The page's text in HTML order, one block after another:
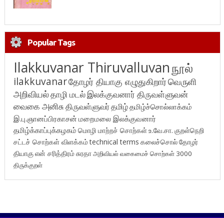
Popular Tags
Ilakkuvanar Thiruvalluvanநூல்
ilakkuvanarதோழர் தியாகு எழுதுகிறார்வெருளி
அறிவியல்தாழி மடல்இலக்குவனார் திருவள்ளுவன்
வைகை அனிசுதிருவள்ளுவர்தமிழ்தமிழ்ச்சொல்லாக்கம்
இ.பு.ஞானப்பிரகாசன் மறைமலை இலக்குவனார்
தமிழ்க்காப்புக்கழகம் மொழி மாற்றச் சொற்கள்உ.வே.சா. குறள்நெறி
சட்டச் சொற்கள் விளக்கம்technical terms கலைச்சொல்தோழர்
தியாகுஎன் சரித்திரம்சுரதாஅறிவியல் வகைமைச் சொற்கள் 3000
திருக்குறள்